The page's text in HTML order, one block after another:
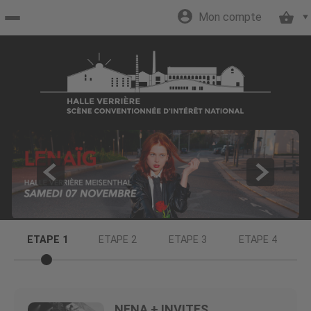
officiel
Mon compte
ETAPE 1 ETAPE 2 ETAPE 3 ETAPE 4